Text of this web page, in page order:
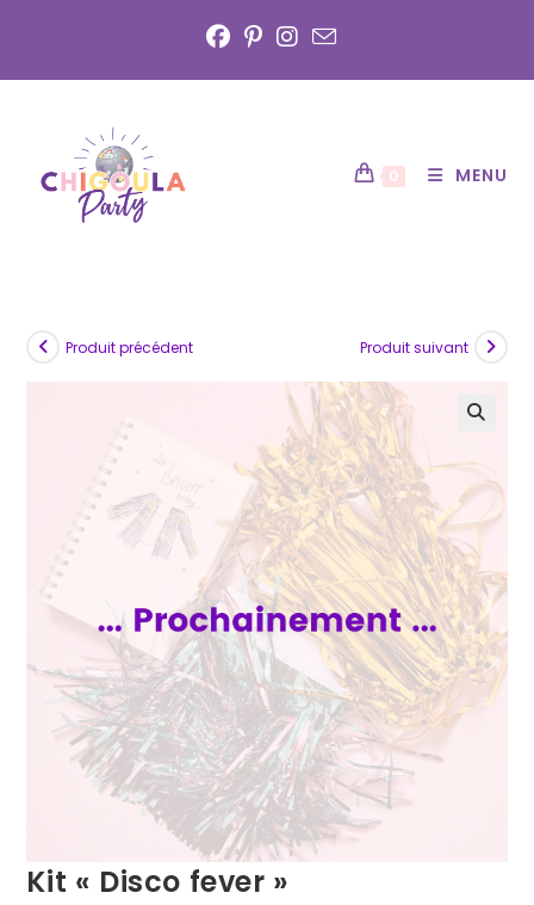
0 MENU
Produit précédent Produit suivant
Kit « Disco fever »